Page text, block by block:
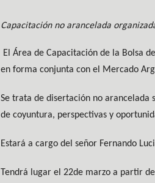
Capacitación no arancelada
El Área de Capacitación de la Bolsa
en forma conjunta con el Mercado
Se trata de disertación no arancelada
de coyuntura, perspectivas y
Estará a cargo del señor Fernando
Tendrá lugar el 22de marzo a partir